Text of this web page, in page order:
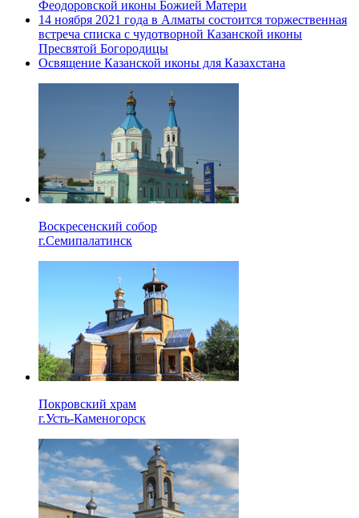
Феодоровской иконы Божией Матери
14 ноября 2021 года в Алматы состоится торжественная
встреча списка с чудотворной Казанской иконы
Пресвятой Богородицы
Освящение Казанской иконы для Казахстана
Воскресенский собор
г.Семипалатинск
Покровский храм
г.Усть-Каменогорск